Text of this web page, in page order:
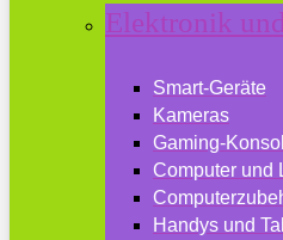
Elektronik
Smart-Geräte
Kameras
Gaming-
Computer und
Handys und